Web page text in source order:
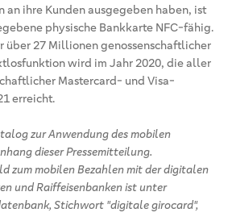
ihre Kunden ausgegeben haben, ist
physische Bankkarte NFC-fähig.
über 27 Millionen genossenschaftlicher
wird im Jahr 2020, die aller
Mastercard- und Visa-
erreicht.
zur Anwendung des mobilen
dieser Pressemitteilung.
zum mobilen Bezahlen mit der digitalen
und Raiffeisenbanken ist unter
Stichwort "digitale girocard",